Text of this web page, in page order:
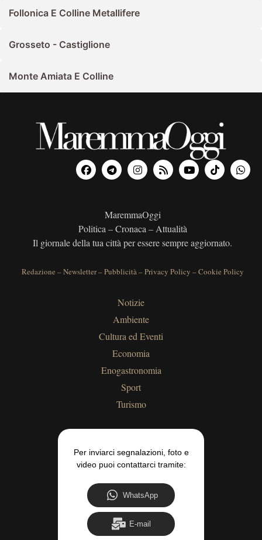
Follonica E Colline Metallifere
Grosseto - Castiglione
Monte Amiata E Colline
MaremmaOggi
Politica – Cronaca – Attualità
Il giornale della tua città per essere sempre aggiornato.
Redazione –Newsletter–Pubblicità–Privacy Policy –Cookie Policy
Notizie
Ambiente
Cultura ed Eventi
Economia
Enogastronomia
Sport
Turismo
Per inviarci segnalazioni, foto e
video puoi contattarci tramite:
WhatsApp
E-mail